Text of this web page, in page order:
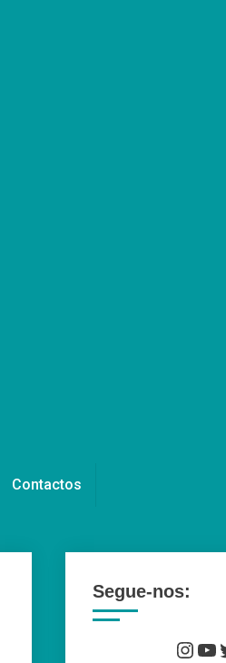
Contactos
Segue-nos: